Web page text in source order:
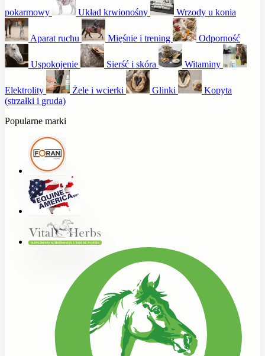
pokarmowy Układ krwionośny Wrzody u konia
Aparat ruchu Mięśnie i trening Odporność
Uspokojenie Sierść i skóra Witaminy
Elektrolity Żele i wcierki Glinki
Kopyta
(strzałki i gruda)
Popularne marki